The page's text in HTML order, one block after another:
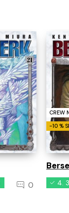
0
CREW
-10 %
4.